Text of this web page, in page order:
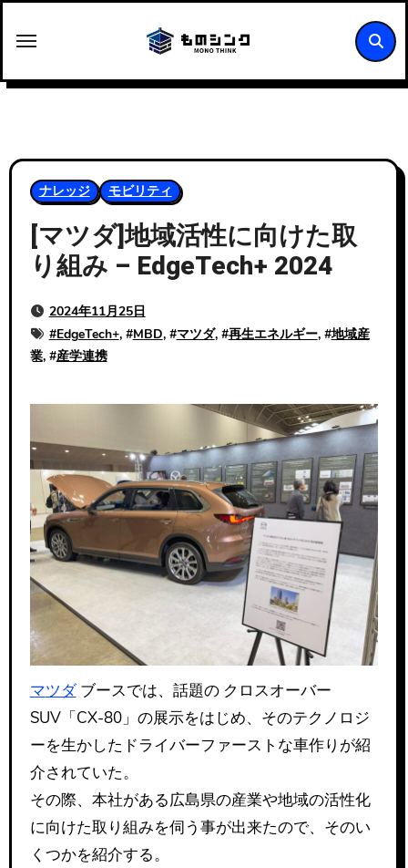
ス
プ
ナレッジ モビリティ
[マツダ]地域活性に向けた取
り組み – EdgeTech+ 2024
2024年11月25日
#EdgeTech+, #MBD, #マツダ, #再生エネルギー, #地域産
業, #産学連携
マツダブースでは、話題の クロスオーバー
SUV「CX-80」の展示をはじめ、そのテクノロジ
ーを生かしたドライバーファーストな車作りが紹
介されていた。
その際、本社がある広島県の産業や地域の活性化
に向けた取り組みを伺う事が出来たので、そのい
くつかを紹介する。